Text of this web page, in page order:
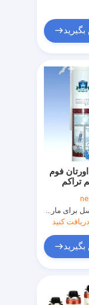
فوم
تراکم
کنید